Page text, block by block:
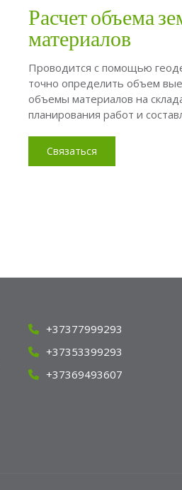
Расчет объема
материалов
Проводится с помощью
точно определить объем
объемы материалов на
планирования работ и
Связаться
+37377999293
+37353399293
+37369493607